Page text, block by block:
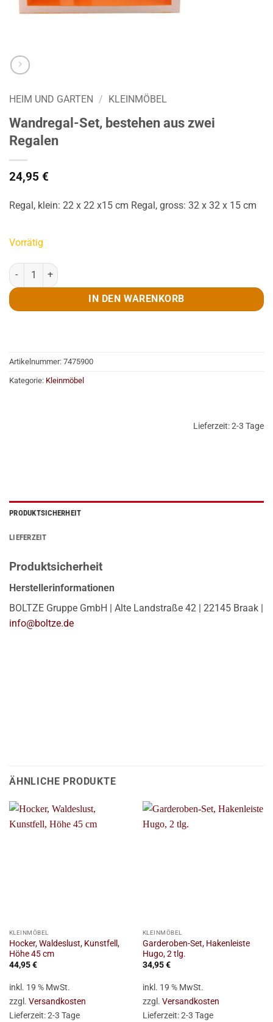
HEIM UND GARTEN / KLEINMÖBEL
Wandregal-Set, bestehen aus zwei
Regalen
24,95 €
Regal, klein: 22 x 22 x15 cm Regal, gross: 32 x 32 x 15 cm
Vorrätig
Wandregal-Set, bestehen aus zwei Regalen Menge
IN DEN WARENKORB
Artikelnummer: 7475900
Kategorie: Kleinmöbel
Lieferzeit:2-3 Tage
PRODUKTSICHERHEIT
LIEFERZEIT
Produktsicherheit
Herstellerinformationen
BOLTZE Gruppe GmbH | Alte Landstraße 42 | 22145 Braak |
info@boltze.de
ÄHNLICHE PRODUKTE
KLEINMÖBEL
Hocker, Waldeslust, Kunstfell,
Höhe 45 cm
44,95€
inkl. 19 % MwSt.
zzgl. Versandkosten
Lieferzeit:2-3 Tage
KLEINMÖBEL
Garderoben-Set, Hakenleiste
Hugo, 2 tlg.
34,95€
inkl. 19 % MwSt.
zzgl. Versandkosten
Lieferzeit:2-3 Tage